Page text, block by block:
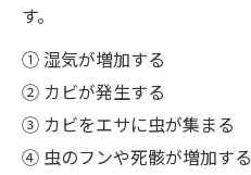
す。
① 湿気が増加する
② カビが発生する
③ カビをエサに虫が集まる
④ 虫のフンや死骸が増加する